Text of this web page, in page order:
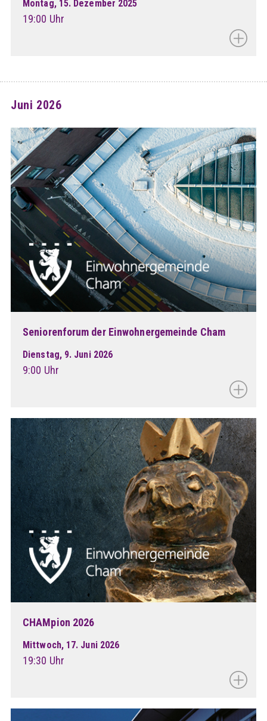
Montag, 15. Dezember 2025
19:00 Uhr
Juni 2026
Seniorenforum der Einwohnergemeinde Cham
Dienstag, 9. Juni 2026
9:00 Uhr
CHAMpion 2026
Mittwoch, 17. Juni 2026
19:30 Uhr